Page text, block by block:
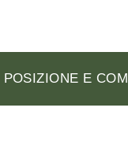
POSIZIONE E